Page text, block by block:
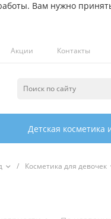
Вам нужно
Акции Контакты
Детская косметика
/ Косметика для девочек